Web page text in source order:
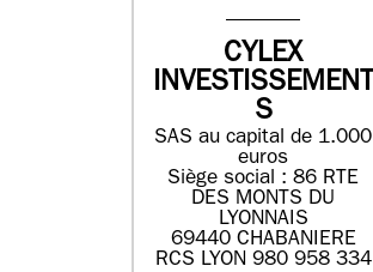
CYLEX
INVESTISSEMENT
S
SAS au capital de 1.000
euros
Siège social : 86 RTE
DES MONTS DU
LYONNAIS
69440 CHABANIERE
RCS LYON 980 958 334